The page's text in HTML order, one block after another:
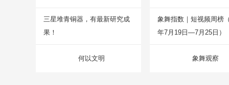
三星堆青铜器，有最新研究成
果！
何以文明
象舞指数｜短视频周榜
年7月19日—7月25日）
象舞观察